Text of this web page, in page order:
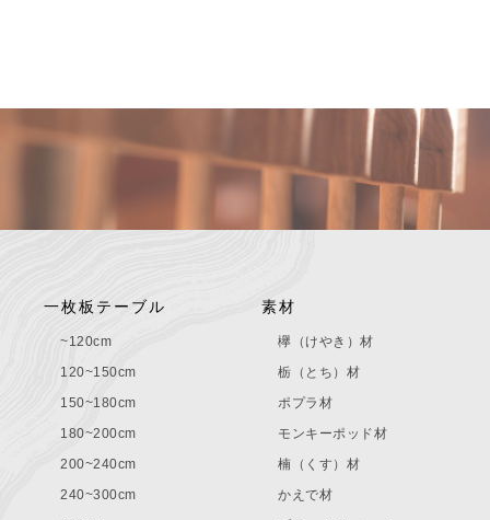
一枚板テーブル
~120cm
120~150cm
150~180cm
180~200cm
200~240cm
240~300cm
素材
欅（けやき）材
栃（とち）材
ポプラ材
モンキーポッド材
楠（くす）材
かえで材